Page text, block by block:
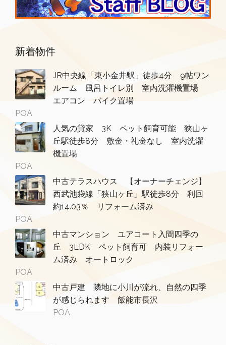
新着物件
JR中央線「東小金井駅」徒歩4分 9帖ワン
ルーム 風呂トイレ別 室内洗濯機置場
エアコン バイク置場
POA
人気の貸家 3K ペット飼育可能 狭山ヶ
丘駅徒歩8分 敷金・礼金なし 室内洗濯
機置場
POA
中古テラスハウス 【オーナーチェンジ】
西武池袋線「狭山ヶ丘」駅徒歩8分 利回
約14.03％ リフォーム済み
POA
中古マンション ユアコート入間四季の
丘 3LDK ペット飼育可 内装リフォー
ム済み オートロック
POA
中古戸建 隣地に小川が流れ、自然の四季
が感じられます 飯能市長沢
POA